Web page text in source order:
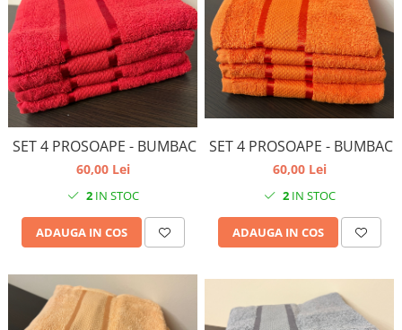
SET 4 PROSOAPE - BUMBAC
60,00 Lei
2IN STOC
ADAUGA IN COS
SET 4 PROSOAPE - BUMBAC
60,00 Lei
2IN STOC
ADAUGA IN COS